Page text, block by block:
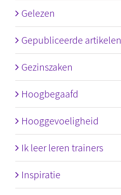
Gelezen
Gepubliceerde artikelen
Gezinszaken
Hoogbegaafd
Hooggevoeligheid
Ik leer leren trainers
Inspiratie